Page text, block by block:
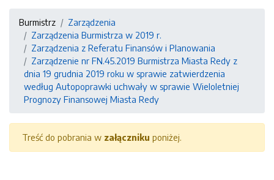
Burmistrz
Zarządzenia
Zarządzenia Burmistrza w 2019 r.
Zarządzenia z Referatu Finansów i Planowania
Zarządzenie nr FN.45.2019 Burmistrza Miasta Redy z
dnia 19 grudnia 2019 roku w sprawie zatwierdzenia
według Autopoprawki uchwały w sprawie Wieloletniej
Prognozy Finansowej Miasta Redy
Treść do pobrania w załączniku poniżej.